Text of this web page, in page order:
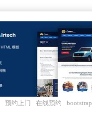
预约上门 在线预约 bootstrap